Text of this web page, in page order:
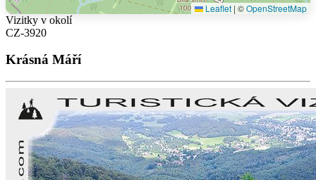
Leaflet | ©OpenStreetMap
Vizitky v okolí
CZ-3920
Krásná Máří